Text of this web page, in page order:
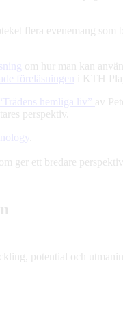
flera evenemang som
om hur man kan
föreläsningen
i KTH
hemliga liv” av
perspektiv.
ger ett bredare
potential och